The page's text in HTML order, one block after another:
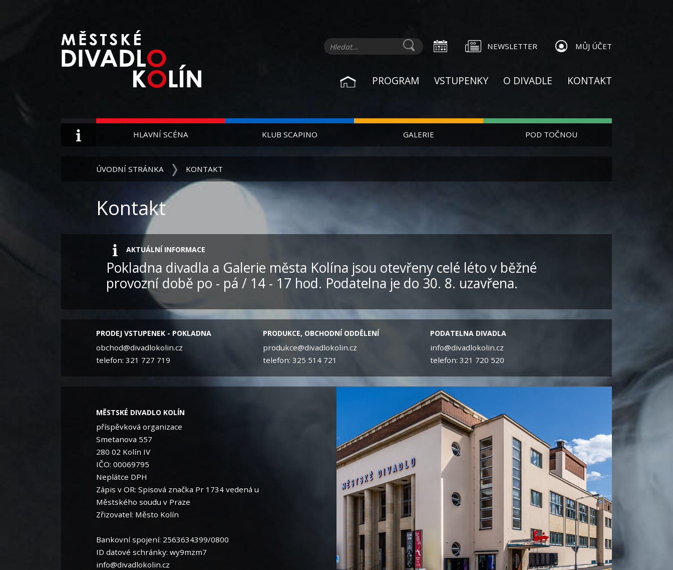
NEWSLETTER MŮJ ÚČET
PROGRAM VSTUPENKY O DIVADLE KONTAKT
HLAVNÍ SCÉNA KLUB SCAPINO GALERIE POD TOČNOU
ÚVODNÍ STRÁNKA KONTAKT
Kontakt
AKTUÁLNÍ INFORMACE
Pokladna divadla a Galerie města Kolína jsou otevřeny celé léto v běžné
provozní době po - pá / 14 - 17 hod. Podatelna je do 30. 8. uzavřena.
PRODEJ VSTUPENEK - POKLADNA
obchod@divadlokolin.cz
telefon: 321 727 719
PRODUKCE, OBCHODNÍ ODDĚLENÍ
produkce@divadlokolin.cz
telefon: 325 514 721
PODATELNA DIVADLA
info@divadlokolin.cz
telefon: 321 720 520
MĚSTSKÉ DIVADLO KOLÍN
příspěvková organizace
Smetanova 557
280 02 Kolín IV
IČO: 00069795
Neplátce DPH
Zápis v OR: Spisová značka Pr 1734 vedená u
Městského soudu v Praze
Zřizovatel: Město Kolín
Bankovní spojení: 2563634399/0800
ID datové schránky: wy9mzm7
info@divadlokolin.cz